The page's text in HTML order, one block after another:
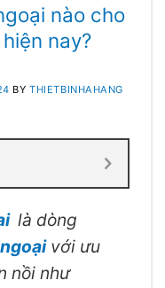
nào cho
nay?
BYTHIETBINHAHANG
là dòng
với ưu
nồi như